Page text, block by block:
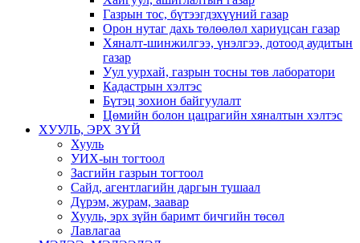
Газрын тос, бүтээгдэхүүний газар
Орон нутаг дахь төлөөлөл хариуцсан газар
Хяналт-шинжилгээ, үнэлгээ, дотоод аудитын
газар
Уул уурхай, газрын тосны төв лаборатори
Кадастрын хэлтэс
Бүтэц зохион байгуулалт
Цөмийн болон цацрагийн хяналтын хэлтэс
ХУУЛЬ, ЭРХ ЗҮЙ
Хууль
УИХ-ын тогтоол
Засгийн газрын тогтоол
Сайд, агентлагийн даргын тушаал
Дүрэм, журам, заавар
Хууль, эрх зүйн баримт бичгийн төсөл
Лавлагаа